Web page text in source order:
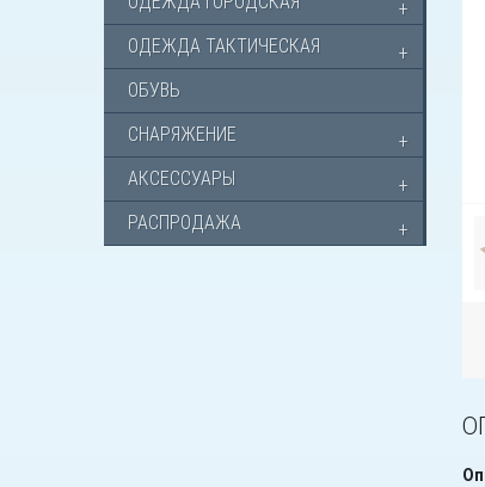
ОДЕЖДА ТАКТИЧЕСКАЯ
ОБУВЬ
СНАРЯЖЕНИЕ
АКСЕССУАРЫ
РАСПРОДАЖА